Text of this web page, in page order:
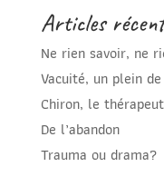
Articles
Ne rien savoir, ne
Vacuité, un plein
Chiron, le
De l’abandon
Trauma ou drama?